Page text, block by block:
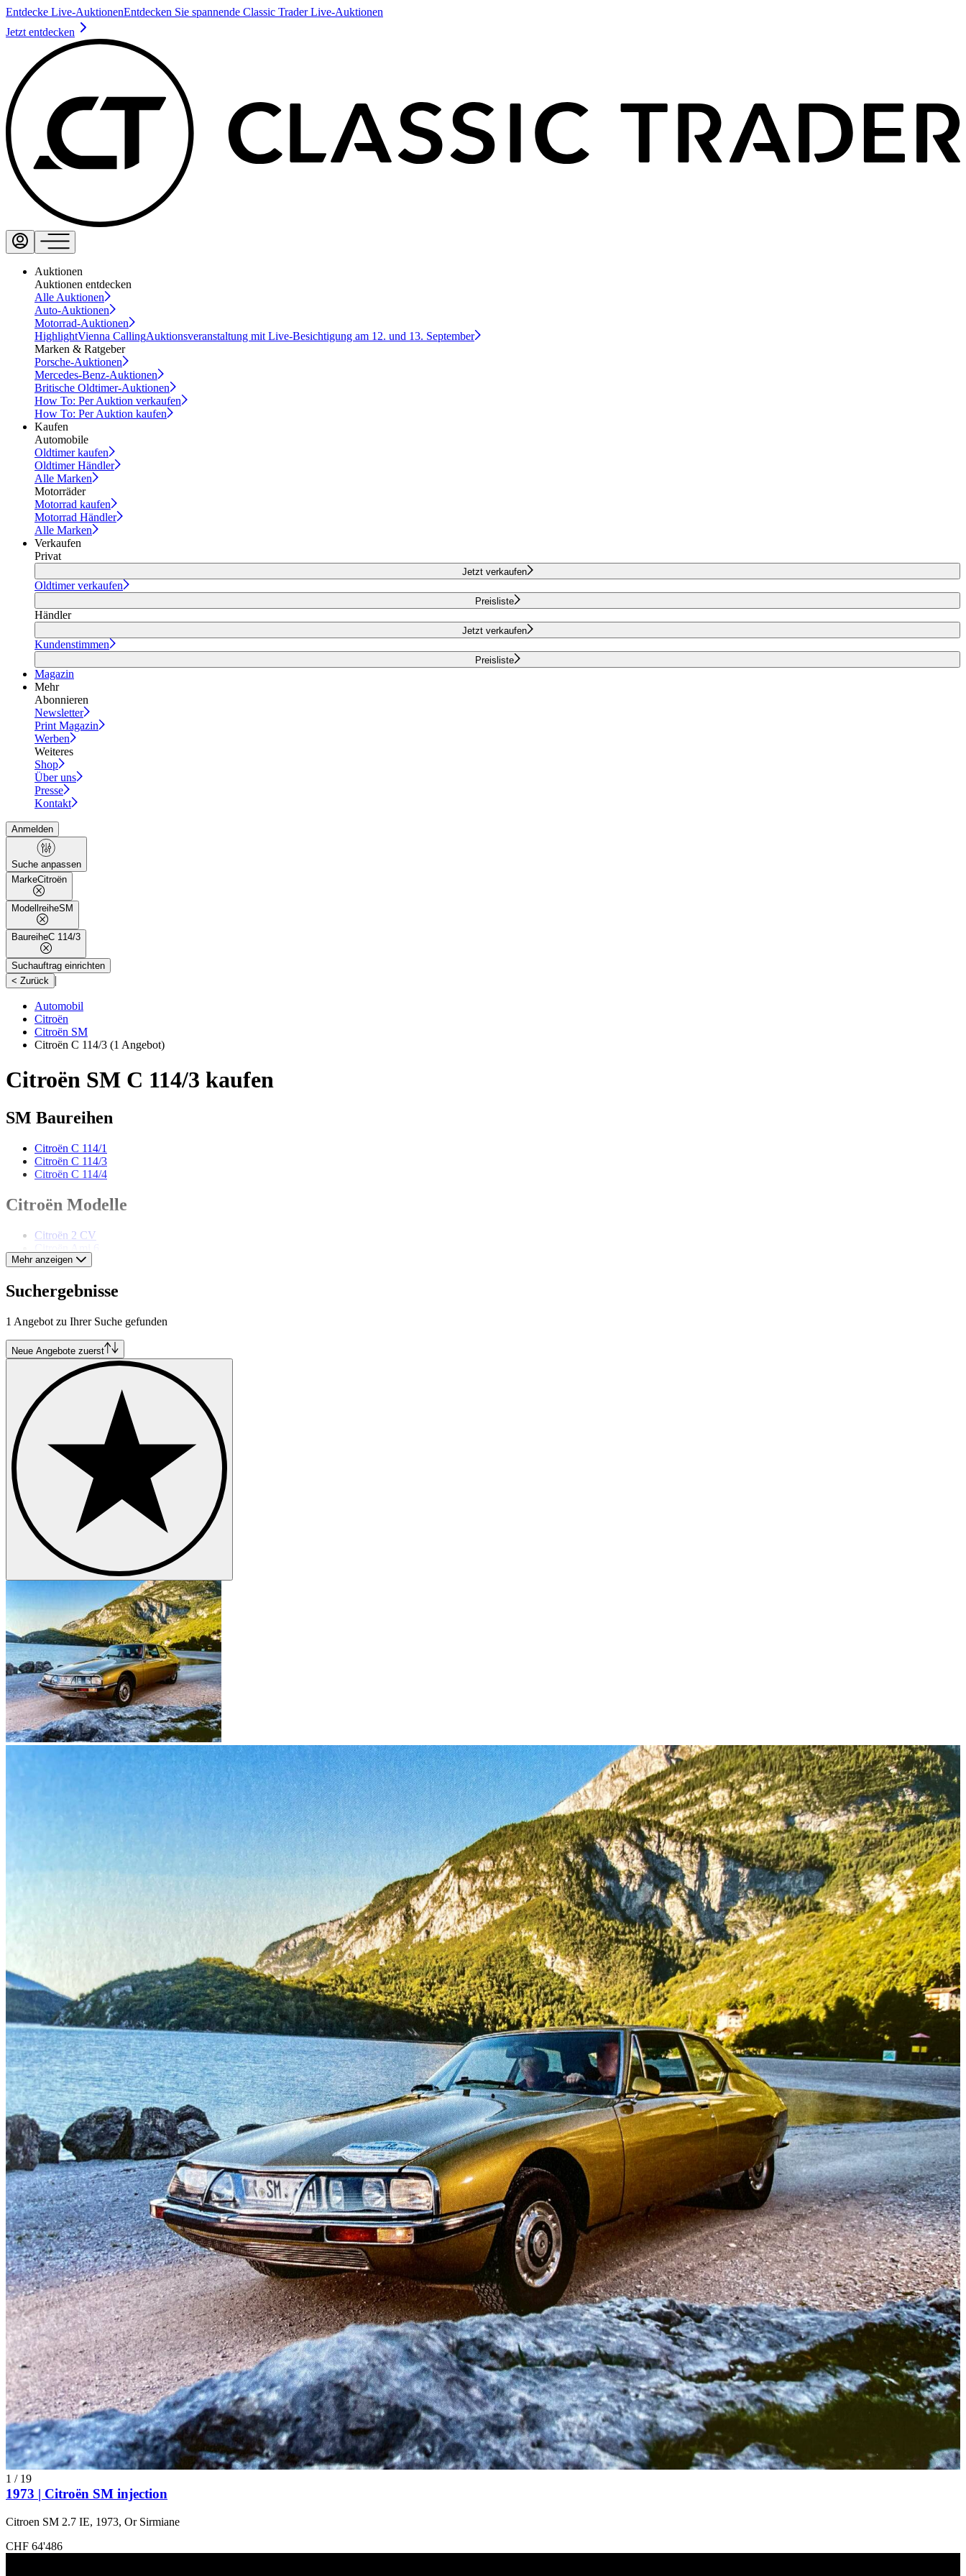
Entdecke Live-AuktionenEntdecken Sie spannende Classic Trader Live-Auktionen
Jetzt entdecken
Auktionen
Auktionen entdecken
Alle Auktionen
Auto-Auktionen
Motorrad-Auktionen
HighlightVienna CallingAuktionsveranstaltung mit Live-Besichtigung am 12. und 13. September
Marken & Ratgeber
Porsche-Auktionen
Mercedes-Benz-Auktionen
Britische Oldtimer-Auktionen
How To: Per Auktion verkaufen
How To: Per Auktion kaufen
Kaufen
Automobile
Oldtimer kaufen
Oldtimer Händler
Alle Marken
Motorräder
Motorrad kaufen
Motorrad Händler
Alle Marken
Verkaufen
Privat
Jetzt verkaufen
Oldtimer verkaufen
Preisliste
Händler
Jetzt verkaufen
Kundenstimmen
Preisliste
Magazin
Mehr
Abonnieren
Newsletter
Print Magazin
Werben
Weiteres
Shop
Über uns
Presse
Kontakt
Anmelden
Suche anpassen
MarkeCitroën
ModellreiheSM
BaureiheC 114/3
Suchauftrag einrichten
< Zurück
|
Automobil
Citroën
Citroën SM
Citroën C 114/3 (1 Angebot)
Citroën SM C 114/3 kaufen
SM Baureihen
Citroën C 114/1
Citroën C 114/3
Citroën C 114/4
Citroën Modelle
Citroën 2 CV
Citroën AX
Citroën CX
Citroën DS
Citroën ID
Citroën Méhari
Citroën Traction Avant
Citroën Typ C
Citroën Typ H
Mehr anzeigen
Suchergebnisse
1 Angebot zu Ihrer Suche gefunden
Neue Angebote zuerst
1 / 19
1973 | Citroën SM injection
Citroen SM 2.7 IE, 1973, Or Sirmiane
CHF 64'486